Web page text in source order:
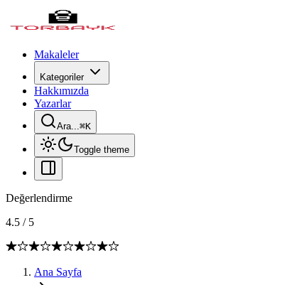
Makaleler
Kategoriler
Hakkımızda
Yazarlar
Ara...⌘K
Toggle theme
Değerlendirme
4.5 / 5
Ana Sayfa